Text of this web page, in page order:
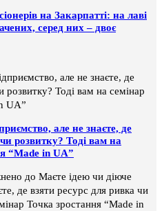
на Закарпатті: на лаві
серед них – двоє
але не знаєте, де
розвитку? Тоді вам на
“Made in UA”
до Маєте ідею чи діюче
де взяти ресурс для ривка чи
Точка зростання “Made in